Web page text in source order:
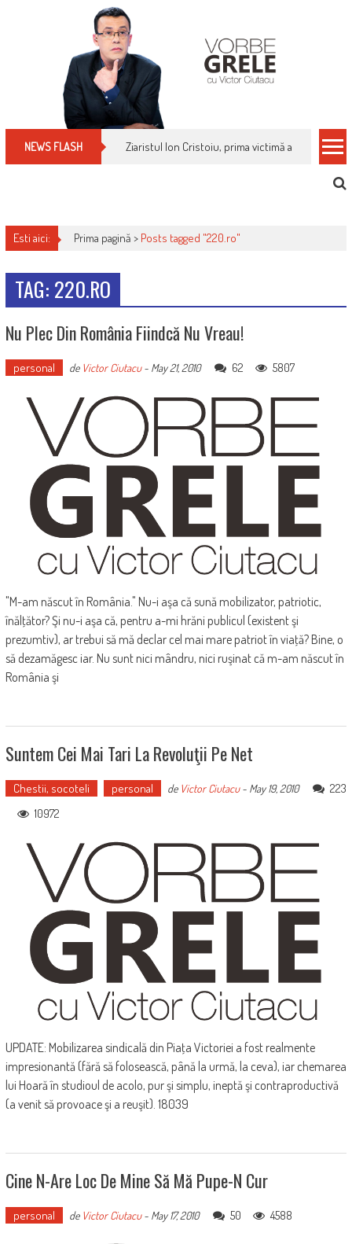
NEWS FLASH Ziaristul Ion Cristoiu, prima victimă a noi
Esti aici: Prima pagină > Posts tagged "220.ro"
TAG: 220.RO
Nu Plec Din România Fiindcă Nu Vreau!
personal de Victor Ciutacu- May 21, 2010 62 5807
"M-am născut în România." Nu-i aşa că sună mobilizator, patriotic,
înălţător? Şi nu-i aşa că, pentru a-mi hrăni publicul (existent şi
prezumtiv), ar trebui să mă declar cel mai mare patriot în viaţă? Bine, o
să dezamăgesc iar. Nu sunt nici mândru, nici ruşinat că m-am născut în
România şi
Suntem Cei Mai Tari La Revoluţii Pe Net
Chestii, socoteli personal de Victor Ciutacu- May 19, 2010
223
10972
UPDATE: Mobilizarea sindicală din Piaţa Victoriei a fost realmente
impresionantă (fără să folosească, până la urmă, la ceva), iar chemarea
lui Hoară în studioul de acolo, pur şi simplu, ineptă şi contraproductivă
(a venit să provoace şi a reuşit). 18039
Cine N-Are Loc De Mine Să Mă Pupe-N Cur
personal de Victor Ciutacu- May 17, 2010 50 4588